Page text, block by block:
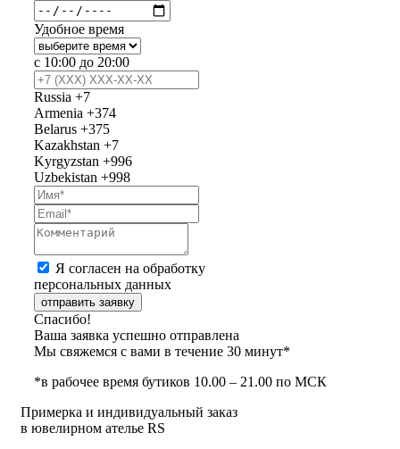
Удобное время
с 10:00 до 20:00
Russia +7
Armenia +374
Belarus +375
Kazakhstan +7
Kyrgyzstan +996
Uzbekistan +998
Я согласен на обработку
персональных данных
отправить заявку
Спасибо!
Ваша заявка успешно отправлена
Мы свяжемся с вами в течение 30 минут*
*в рабочее время бутиков 10.00 – 21.00 по МСК
Примерка и индивидуальный заказ
в ювелирном ателье RS